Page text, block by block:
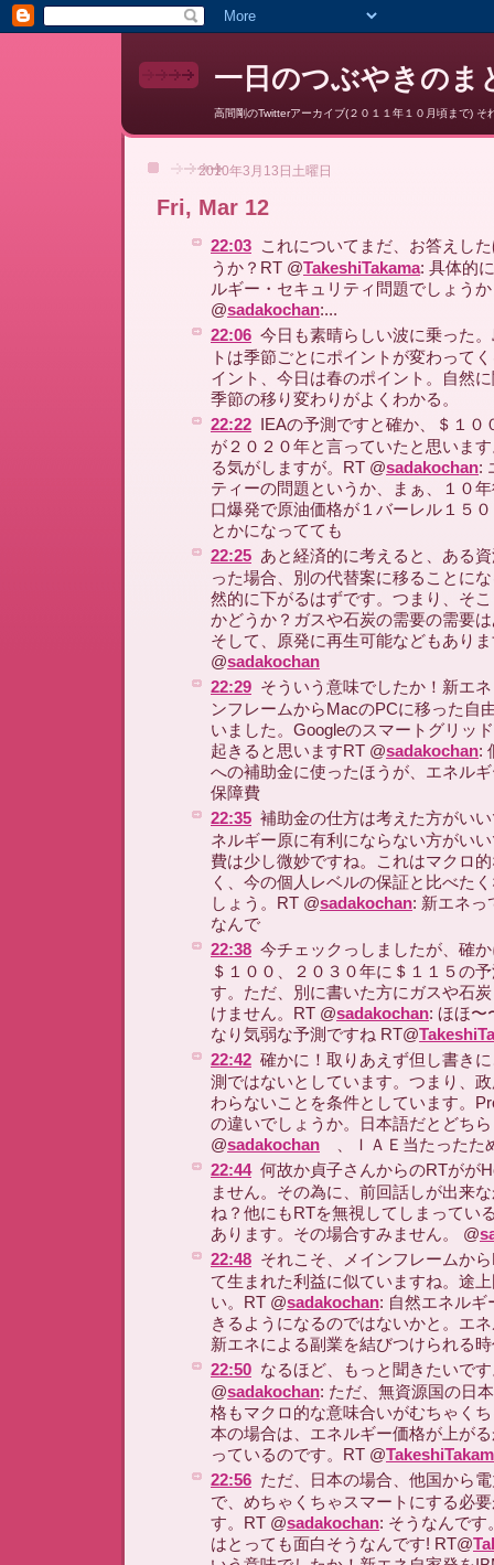
一日のつぶやきのま
高間剛のTwitterアーカイブ(２０１１年１０月頃まで)
2010年3月13日土曜日
Fri, Mar 12
22:03 これについてまだ、お答えし
うか？RT @TakeshiTakama: 具体的
ルギー・セキュリティ問題でしょう
@sadakochan:...
22:06 今日も素晴らしい波に乗った
トは季節ごとにポイントが変わって
イント、今日は春のポイント。自然
季節の移り変わりがよくわかる。
22:22 IEAの予測ですと確か、＄１０
が２０２０年と言っていたと思いま
る気がしますが。RT @sadakochan:
ティーの問題というか、まぁ、１０
口爆発で原油価格が１バーレル１５
とかになってても
22:25 あと経済的に考えると、ある
った場合、別の代替案に移ることに
然的に下がるはずです。つまり、そ
かどうか？ガスや石炭の需要の需要
そして、原発に再生可能などもあり
@sadakochan
22:29 そういう意味でしたか！新エ
ンフレームからMacのPCに移った自
いました。Googleのスマートグリッ
起きると思いますRT @sadakochan:
への補助金に使ったほうが、エネル
保障費
22:35 補助金の仕方は考えた方がい
ネルギー原に有利にならない方がい
費は少し微妙ですね。これはマクロ
く、今の個人レベルの保証と比べた
しょう。RT @sadakochan: 新エネっ
なんで
22:38 今チェックっしましたが、確
＄１００、２０３０年に＄１１５の
す。ただ、別に書いた方にガスや石
けません。RT @sadakochan: ほほ〜
なり気弱な予測ですね RT@
22:42 確かに！取りあえず但し書き
測ではないとしています。つまり、
わらないことを条件としています。
の違いでしょうか。日本語だとどち
@sadakochan 、ＩＡＥ当たったた
22:44 何故か貞子さんからのRTがが
ません。その為に、前回話しが出来
ね？他にもRTを無視してしまってい
あります。その場合すみません。 @
22:48 それこそ、メインフレームか
て生まれた利益に似ていますね。途
い。RT @sadakochan: 自然エネルギ
きるようになるのではないかと。エ
新エネによる副業を結びつけられる
22:50 なるほど、もっと聞きたいで
@sadakochan: ただ、無資源国の日
格もマクロ的な意味合いがむちゃく
本の場合は、エネルギー価格が上が
っているのです。RT @
22:56 ただ、日本の場合、他国から
で、めちゃくちゃスマートにする必
す。RT @sadakochan: そうなんです
はとっても面白そうなんです! RT@